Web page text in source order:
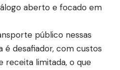
aberto e focado em
público nessas
é desafiador, com custos
receita limitada, o que